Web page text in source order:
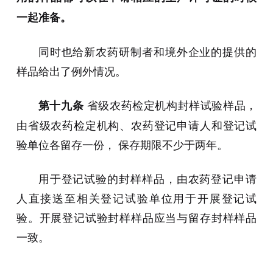
一起准备。
同时也给新农药研制者和境外企业的提供的
样品给出了例外情况。
第十九条 省级农药检定机构封样试验样品，
由省级农药检定机构、农药登记申请人和登记试
验单位各留存一份， 保存期限不少于两年。
用于登记试验的封样样品，由农药登记申请
人直接送至相关登记试验单位用于开展登记试
验。开展登记试验封样样品应当与留存封样样品
一致。